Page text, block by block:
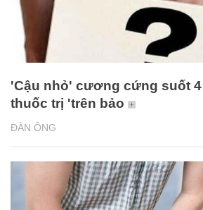
ĐÀN ÔNG
'Cậu nhỏ' cương cứng suốt
thuốc trị 'trên bảo